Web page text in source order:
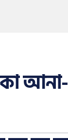
আনা-